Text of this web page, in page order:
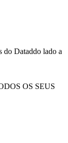
do Dataddo lado a
OS SEUS